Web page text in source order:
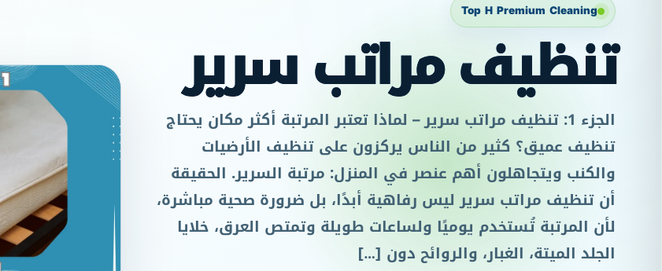
Top H Premium Cleaning
تنظيف مراتب سرير
الجزء 1: تنظيف مراتب سرير – لماذا تعتبر المرتبة أكثر مكان يحتاج
تنظيف عميق؟ كثير من الناس يركزون على تنظيف الأرضيات
والكنب ويتجاهلون أهم عنصر في المنزل: مرتبة السرير. الحقيقة
أن تنظيف مراتب سرير ليس رفاهية أبدًا، بل ضرورة صحية مباشرة،
لأن المرتبة تُستخدم يوميًا ولساعات طويلة وتمتص العرق، خلايا
الجلد الميتة، الغبار، والروائح دون […]